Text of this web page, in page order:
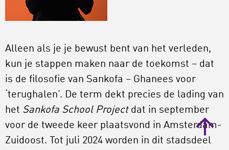
Alleen als je je bewust bent van het verleden,
kun je stappen maken naar de toekomst – dat
is de filosofie van Sankofa – Ghanees voor
‘terughalen’. De term dekt precies de lading van
het Sankofa School Project dat in september
voor de tweede keer plaatsvond in Amsterdam-
Zuidoost. Tot juli 2024 worden in dit stadsdeel